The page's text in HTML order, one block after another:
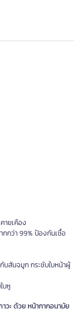
ายเคือง
กว่า 99% ป้องกันเชื้อ
บสันจมูก กระชับใบหน้าผู้
บหู
วะ ด้วย หน้ากากอนามัย